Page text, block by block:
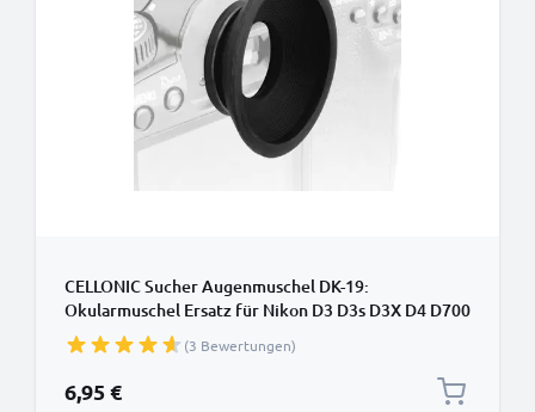
CELLONIC Sucher Augenmuschel DK-19:
Okularmuschel Ersatz für Nikon D3 D3s D3X D4 D700
D800 D800E Okular Augen Muschel, Kunststoff
Viewfinder Eye Cup, Kamera Blendschutz für View
Finder Display, Camera Eyepiece
(3 Bewertungen)
6,95 €